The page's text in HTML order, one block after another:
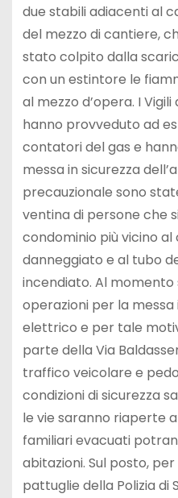
due stabili adiacenti al
del mezzo di cantiere,
stato colpito dalla
con un estintore le
al mezzo d’opera. I
hanno provveduto ad
contatori del gas e
messa in sicurezza
precauzionale sono
ventina di persone che
condominio più vicino
danneggiato e al tubo
incendiato. Al momento
operazioni per la messa
elettrico e per tale
parte della Via
traffico veicolare e
condizioni di sicurezza
le vie saranno riaperte
familiari evacuati
abitazioni. Sul posto,
pattuglie della Polizia di